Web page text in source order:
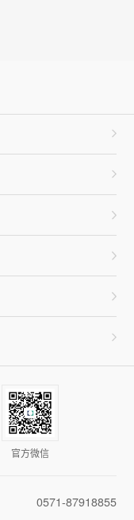
官方微信
0571-87918855